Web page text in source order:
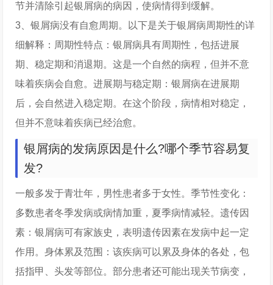
节并清除引起银屑病的病因，使病情得到缓解。
3、银屑病没有自愈周期。以下是关于银屑病周期性的详
细解释：周期性特点：银屑病具有周期性，包括进展
期、稳定期和消退期。这是一个自然的病程，但并不意
味着疾病会自愈。进展期与稳定期：银屑病在进展期
后，会自然进入稳定期。在这个阶段，病情相对稳定，
但并不意味着疾病已经治愈。
银屑病的发病原因是什么?哪个季节容易复
发?
一般多发于青壮年，男性患者多于女性。季节性变化：
多数患者冬季发病或病情加重，夏季病情减轻。遗传因
素：银屑病可有家族史，表明遗传因素在发病中起一定
作用。身体累及范围：该疾病可以累及身体的各处，包
括指甲、头发等部位。部分患者还可能出现关节病变，